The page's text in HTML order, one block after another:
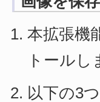
本拡張機
トールし
以下の3